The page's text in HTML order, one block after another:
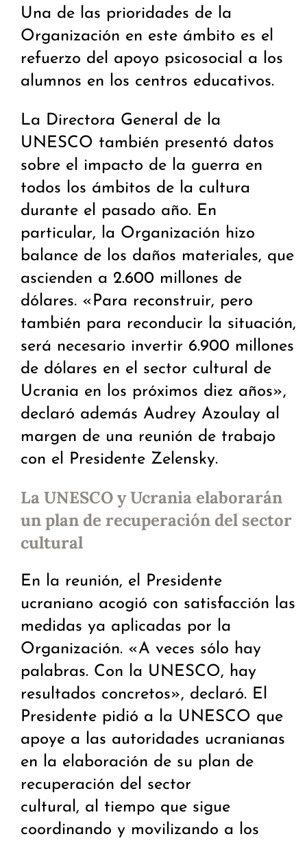
Una de las prioridades de la
Organización en este ámbito es el
refuerzo del apoyo psicosocial a los
alumnos en los centros educativos.
La Directora General de la
UNESCO también presentó datos
sobre el impacto de la guerra en
todos los ámbitos de la cultura
durante el pasado año. En
particular, la Organización hizo
balance de los daños materiales, que
ascienden a 2.600 millones de
dólares. «Para reconstruir, pero
también para reconducir la situación,
será necesario invertir 6.900 millones
de dólares en el sector cultural de
Ucrania en los próximos diez años»,
declaró además Audrey Azoulay al
margen de una reunión de trabajo
con el Presidente Zelensky.
La UNESCO y Ucrania elaborarán
un plan de recuperación del sector
cultural
En la reunión, el Presidente
ucraniano acogió con satisfacción las
medidas ya aplicadas por la
Organización. «A veces sólo hay
palabras. Con la UNESCO, hay
resultados concretos», declaró. El
Presidente pidió a la UNESCO que
apoye a las autoridades ucranianas
en la elaboración de su plan de
recuperación del sector
cultural, al tiempo que sigue
coordinando y movilizando a los